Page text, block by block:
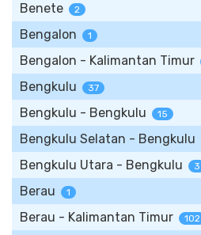
Benete 2
Bengalon 1
Bengalon - Kalimantan Timur
Bengkulu 37
Bengkulu - Bengkulu 15
Bengkulu Selatan - Bengkulu
Bengkulu Utara - Bengkulu 3
Berau 1
Berau - Kalimantan Timur 102